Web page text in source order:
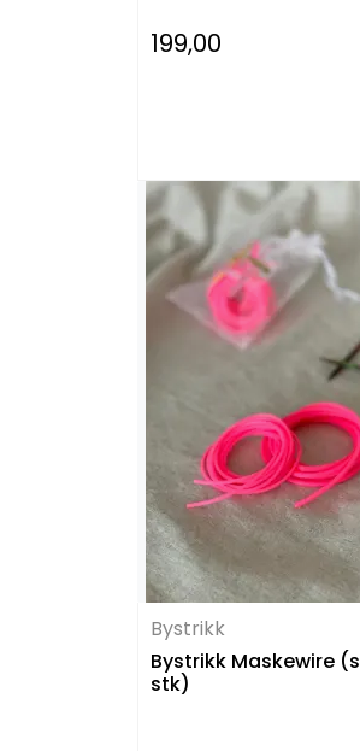
199,00
Bystrikk
Bystrikk Maskewire
stk)